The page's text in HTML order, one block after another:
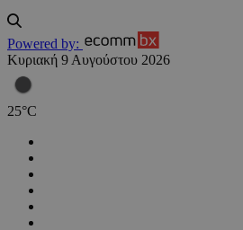
Powered by:
Κυριακή 9 Αυγούστου 2026
25°C